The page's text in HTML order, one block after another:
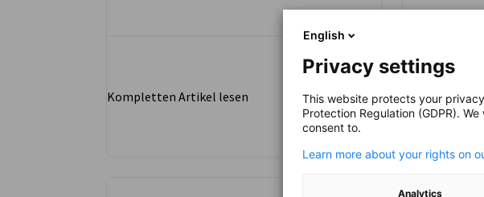
industriellen Zusammenarbeit zwischen
dem deutschen Maschinenbau und der
koreanischen Fertigungsindustrie.
Kompletten Artikel lesen
Kompletten
English
Privacy settings
This website protects your
Protection Regulation (GDPR).
consent to.
Learn more about your rights on
Analytics